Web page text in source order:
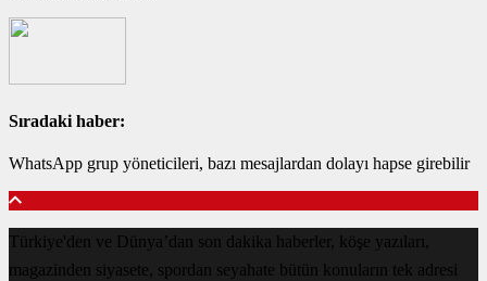
Sıradaki haber:
WhatsApp grup yöneticileri, bazı mesajlardan dolayı hapse girebilir
Türkiye'den ve Dünya’dan son dakika haberler, köşe yazıları,
magazinden siyasete, spordan seyahate bütün konuların tek adresi